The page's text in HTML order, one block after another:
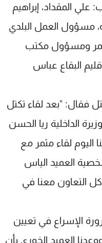
علي المقداد، إبراهيم
مسؤول العمل البلدي
ومسؤول مكتب
البقاع عباس
فقال: "بعد لقاء تكتل
الداخلية ريا الحسن
اليوم لقاء مثمر مع
العميد الياس
كل التعاون معنا في
الإسراع في تعيين
العميد الخوري بأن